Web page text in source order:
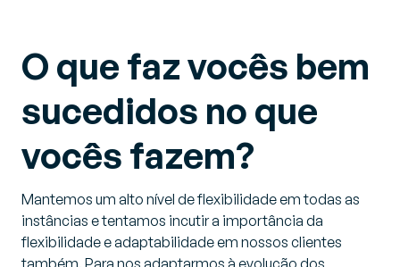
O que faz vocês bem
sucedidos no que
vocês fazem?
Mantemos um alto nível de flexibilidade em todas as
instâncias e tentamos incutir a importância da
flexibilidade e adaptabilidade em nossos clientes
também. Para nos adaptarmos à evolução dos